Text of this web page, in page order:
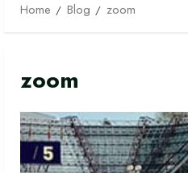
Home
Blog zoom
zoom